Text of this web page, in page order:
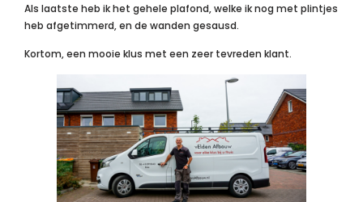
Als laatste heb ik het gehele plafond, welke ik nog met plintjes
heb afgetimmerd, en de wanden gesausd.
Kortom, een mooie klus met een zeer tevreden klant.